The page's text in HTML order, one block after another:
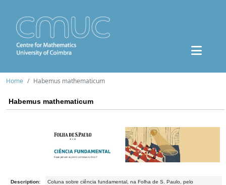
Home Habemus mathematicum
Habemus mathematicum
Description:
Coluna sobre ciência fundamental, na Folha de S. Paulo, pelo